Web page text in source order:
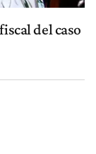
del caso